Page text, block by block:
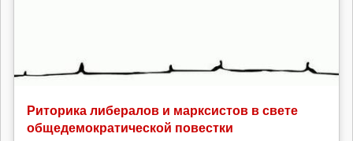
Риторика либералов и марксистов в свете
общедемократической повестки